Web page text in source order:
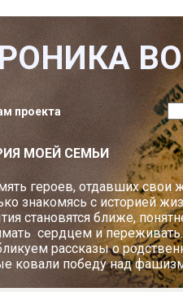
проекта
МОЕЙ СЕМЬИ
героев, отдавших свои
знакомясь с историей
становятся ближе,
сердцем и переживать.
рассказы о
ковали победу над